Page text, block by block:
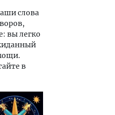
слова
вы легко
в